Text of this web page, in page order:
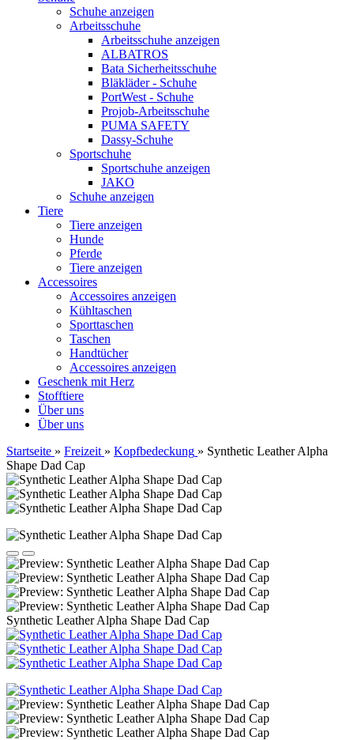
Schuhe anzeigen
Arbeitsschuhe
Arbeitsschuhe anzeigen
ALBATROS
Bata Sicherheitsschuhe
Bläkläder - Schuhe
PortWest - Schuhe
Projob-Arbeitsschuhe
PUMA SAFETY
Dassy-Schuhe
Sportschuhe
Sportschuhe anzeigen
JAKO
Schuhe anzeigen
Tiere
Tiere anzeigen
Hunde
Pferde
Tiere anzeigen
Accessoires
Accessoires anzeigen
Kühltaschen
Sporttaschen
Taschen
Handtücher
Accessoires anzeigen
Geschenk mit Herz
Stofftiere
Über uns
Über uns
Startseite » Freizeit » Kopfbedeckung » Synthetic Leather Alpha
Shape Dad Cap
Synthetic Leather Alpha Shape Dad Cap